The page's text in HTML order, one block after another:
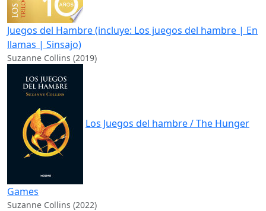
Juegos del Hambre (incluye: Los juegos del hambre | En
llamas | Sinsajo)
Suzanne Collins (2019)
Los Juegos del hambre / The Hunger
Games
Suzanne Collins (2022)